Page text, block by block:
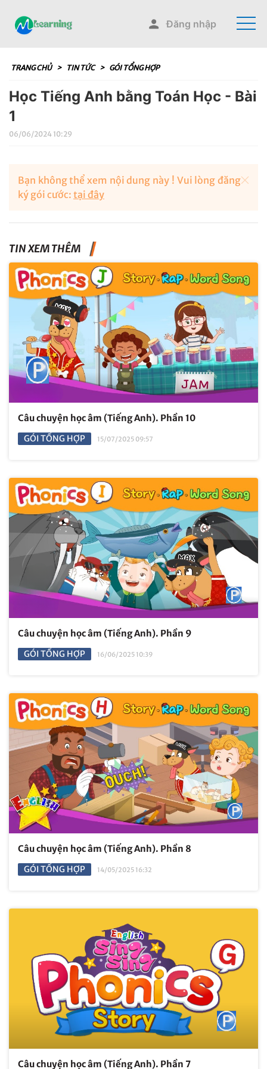
Đăng nhập
TRANG CHỦ > TIN TỨC > GÓI TỔNG HỢP
Học Tiếng Anh bằng Toán Học - Bài
1
06/06/2024 10:29
Bạn không thể xem nội dung này ! Vui lòng đăng
ký gói cước: tại đây
TIN XEM THÊM
Câu chuyện học âm (Tiếng Anh). Phần 10
GÓI TỔNG HỢP 15/07/2025 09:57
Câu chuyện học âm (Tiếng Anh). Phần 9
GÓI TỔNG HỢP 16/06/2025 10:39
Câu chuyện học âm (Tiếng Anh). Phần 8
GÓI TỔNG HỢP 14/05/2025 16:32
Câu chuyện học âm (Tiếng Anh). Phần 7